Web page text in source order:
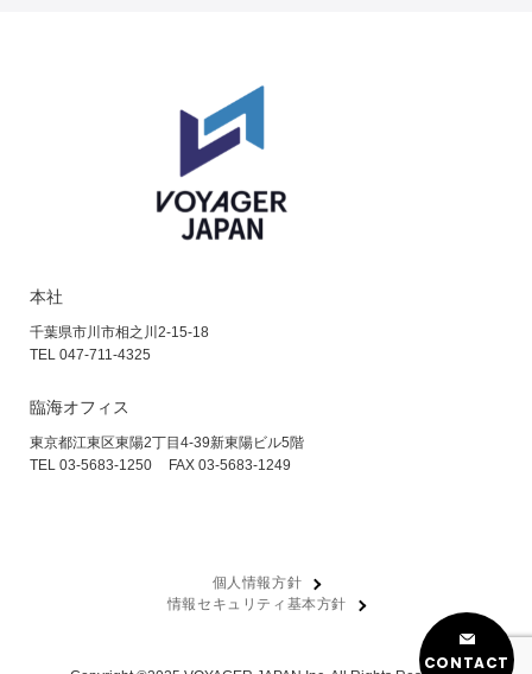
CONTACT
本社
千葉県市川市相之川2-15-18
TEL 047-711-4325
臨海オフィス
東京都江東区東陽2丁目4-39新東陽ビル5階
TEL 03-5683-1250
FAX 03-5683-1249
個人情報方針
情報セキュリティ基本方針